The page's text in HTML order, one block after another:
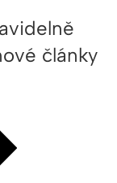
články